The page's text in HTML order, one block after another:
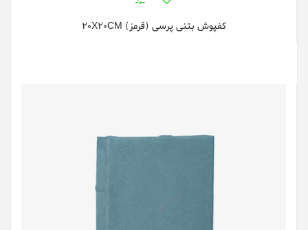
کفپوش بتنی پرسی (قرمز) 20X20CM